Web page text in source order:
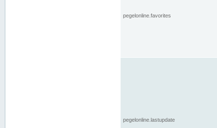
pegelonline.favorites
pegelonline.lastupdate